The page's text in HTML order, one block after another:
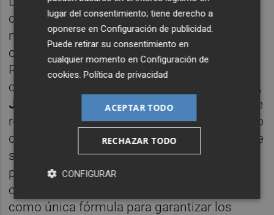
que no conciben el 16J como "un acto de
nostalgia del pasado de la II República" sino
como una vía para el camino "hacia una III
República", como así aclara a
coordinador de Izquierda Unida en la Región,
José Luis Álvarez-Castellanos:
"Obviamente
reivindicamos el primer periodo democrático
del siglo XX y los derechos significativos que
se consiguieron en la II República española,
pero queremos poner el foco en la república
como idea de organización del Estado y
como única fórmula para garantizar los
lugar del consentimiento; tiene derecho a
oponerse enConfiguración de publicidad.
Puede retirar su consentimiento en
cualquier momento enConfiguración de
cookies.Política de privacidad
ACEPTAR TODO
RECHAZAR TODO
CONFIGURAR